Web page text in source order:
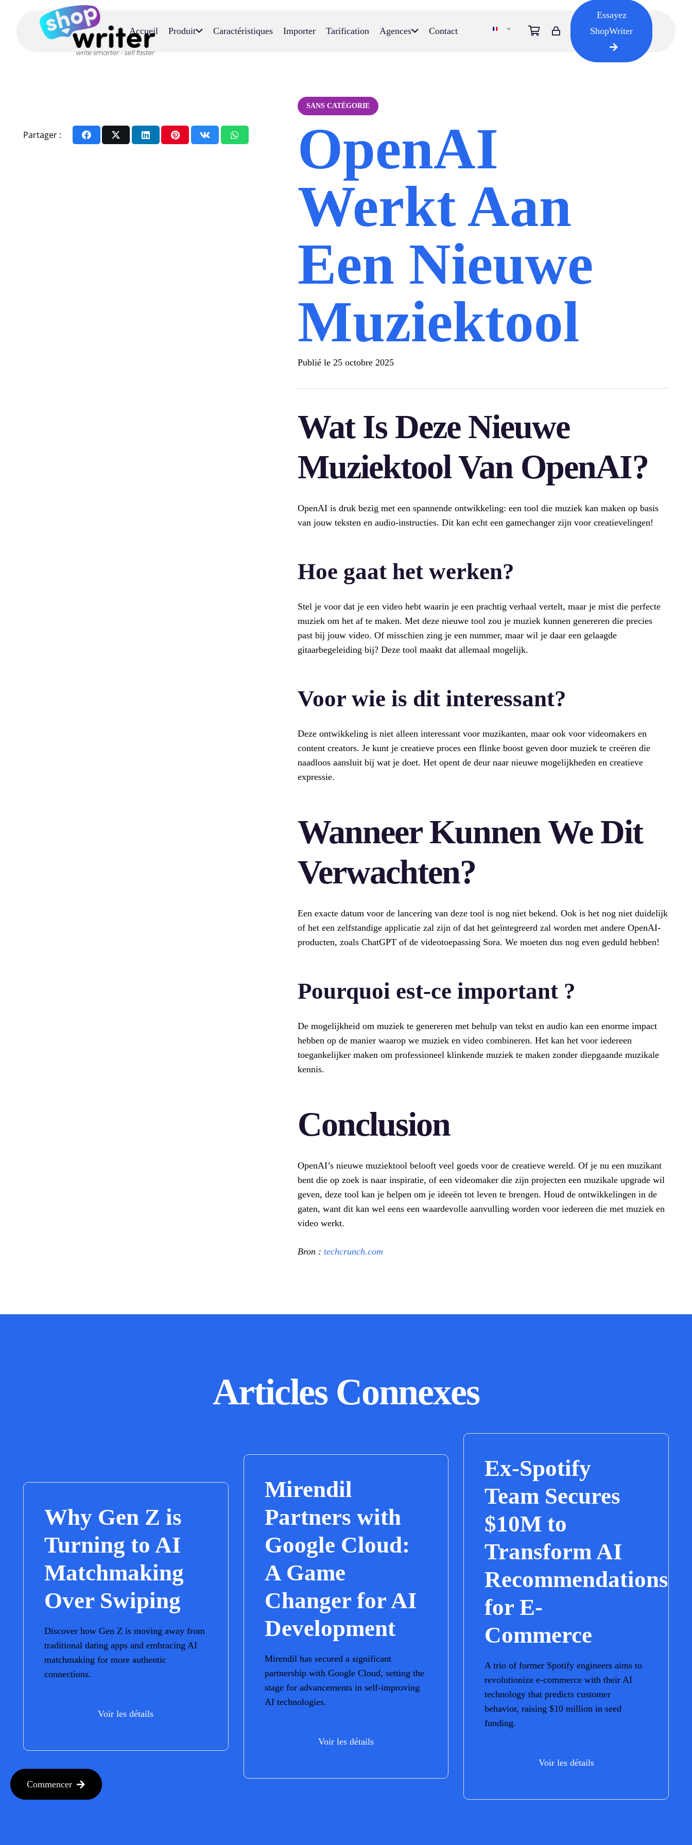
Accueil Produit Caractéristiques Importer Tarification Agences Contact
Essayez
ShopWriter
Partager :
SANS CATÉGORIE
OpenAI
Werkt Aan
Een Nieuwe
Muziektool
Publié le 25 octobre 2025
Wat Is Deze Nieuwe
Muziektool Van OpenAI?
OpenAI is druk bezig met een spannende ontwikkeling: een tool die muziek kan maken op basis
van jouw teksten en audio-instructies. Dit kan echt een gamechanger zijn voor creatievelingen!
Hoe gaat het werken?
Stel je voor dat je een video hebt waarin je een prachtig verhaal vertelt, maar je mist die perfecte
muziek om het af te maken. Met deze nieuwe tool zou je muziek kunnen genereren die precies
past bij jouw video. Of misschien zing je een nummer, maar wil je daar een gelaagde
gitaarbegeleiding bij? Deze tool maakt dat allemaal mogelijk.
Voor wie is dit interessant?
Deze ontwikkeling is niet alleen interessant voor muzikanten, maar ook voor videomakers en
content creators. Je kunt je creatieve proces een flinke boost geven door muziek te creëren die
naadloos aansluit bij wat je doet. Het opent de deur naar nieuwe mogelijkheden en creatieve
expressie.
Wanneer Kunnen We Dit
Verwachten?
Een exacte datum voor de lancering van deze tool is nog niet bekend. Ook is het nog niet duidelijk
of het een zelfstandige applicatie zal zijn of dat het geïntegreerd zal worden met andere OpenAI-
producten, zoals ChatGPT of de videotoepassing Sora. We moeten dus nog even geduld hebben!
Pourquoi est-ce important ?
De mogelijkheid om muziek te genereren met behulp van tekst en audio kan een enorme impact
hebben op de manier waarop we muziek en video combineren. Het kan het voor iedereen
toegankelijker maken om professioneel klinkende muziek te maken zonder diepgaande muzikale
kennis.
Conclusion
OpenAI’s nieuwe muziektool belooft veel goeds voor de creatieve wereld. Of je nu een muzikant
bent die op zoek is naar inspiratie, of een videomaker die zijn projecten een muzikale upgrade wil
geven, deze tool kan je helpen om je ideeën tot leven te brengen. Houd de ontwikkelingen in de
gaten, want dit kan wel eens een waardevolle aanvulling worden voor iedereen die met muziek en
video werkt.
Bron : techcrunch.com
Articles Connexes
Why Gen Z is
Turning to AI
Matchmaking
Over Swiping
Discover how Gen Z is moving away from
traditional dating apps and embracing AI
matchmaking for more authentic
connections.
Voir les détails
Mirendil
Partners with
Google Cloud:
A Game
Changer for AI
Development
Mirendil has secured a significant
partnership with Google Cloud, setting the
stage for advancements in self-improving
AI technologies.
Voir les détails
Ex-Spotify
Team Secures
$10M to
Transform AI
Recommendations
for E-
Commerce
A trio of former Spotify engineers aims to
revolutionize e-commerce with their AI
technology that predicts customer
behavior, raising $10 million in seed
funding.
Voir les détails
Commencer